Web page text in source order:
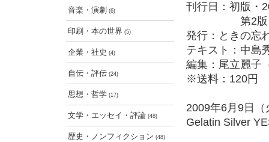
音楽・演劇 (6)
印刷・本の世界 (5)
企業・社史 (4)
自伝・評伝 (24)
思想・哲学 (17)
文学・エッセイ・評論 (48)
歴史・ノンフィクション (48)
刊行日：初版・
第2版・
発行：ときの忘
テキスト：中島
編集：尾立麗子
※送料：120円
2009年6月9日
Gelatin Silver